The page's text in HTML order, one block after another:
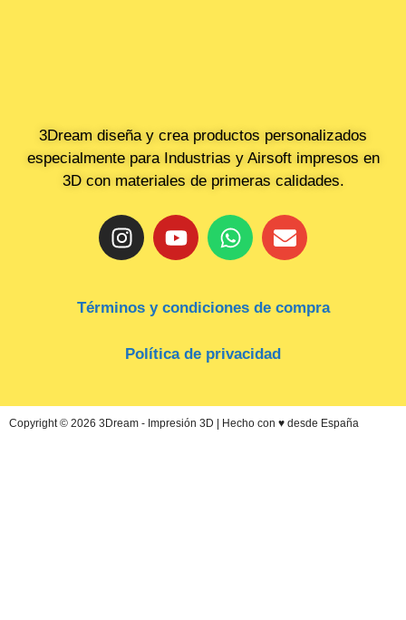
3Dream diseña y crea productos personalizados
especialmente para Industrias y Airsoft impresos en
3D con materiales de primeras calidades.
Términos y condiciones de compra
Política de privacidad
Copyright © 2026 3Dream - Impresión 3D | Hecho con ♥ desde España